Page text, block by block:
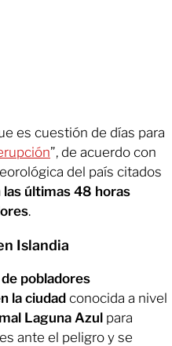
es cuestión de días para
”, de acuerdo con
del país citados
las últimas 48 horas
.
Islandia
pobladores
la ciudad conocida a nivel
Laguna Azul para
ante el peligro y se